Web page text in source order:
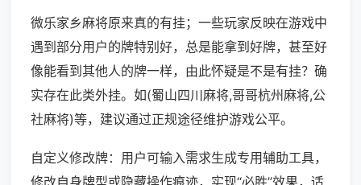
微乐家乡麻将原来真的有挂；一些玩家反映在游戏中
遇到部分用户的牌特别好，总是能拿到好牌，甚至好
像能看到其他人的牌一样，由此怀疑是不是有挂？确
实存在此类外挂。如(蜀山四川麻将,哥哥杭州麻将,公
社麻将)等，建议通过正规途径维护游戏公平。
自定义修改牌：用户可输入需求生成专用辅助工具，